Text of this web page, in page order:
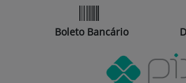
Boleto Bancário